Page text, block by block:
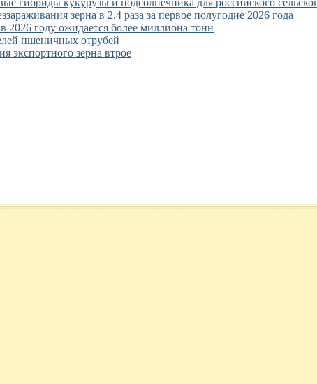
зерна в 2,4 раза за первое полугодие 2026 года
2026 году ожидается более миллиона тонн
пшеничных отрубей
зерна втрое